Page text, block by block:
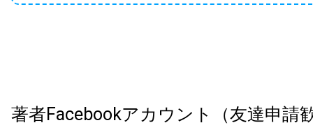
著者Facebookアカウント（友達申請